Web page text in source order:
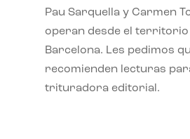
Pau Sarquella y Carmen
operan desde el territorio
Barcelona. Les pedimos
recomienden lecturas
trituradora editorial.